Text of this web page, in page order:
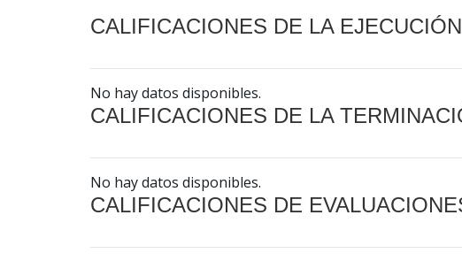
CALIFICACIONES DE LA EJECUCIÓN
No hay datos disponibles.
CALIFICACIONES DE LA
No hay datos disponibles.
CALIFICACIONES DE